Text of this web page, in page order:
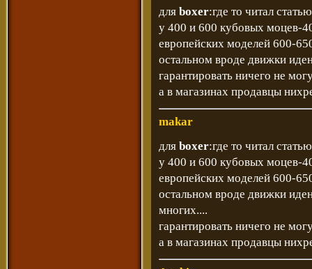
для boxer:где то читал
у 400 и 600 кубовых моцев-
европейских моделей 600-
остальном вроде движки
гарантировать ничего не
а в магазинах продавцы
makar
для boxer:где то читал
у 400 и 600 кубовых моцев-
европейских моделей 600-
остальном вроде движки
многих....
гарантировать ничего не
а в магазинах продавцы